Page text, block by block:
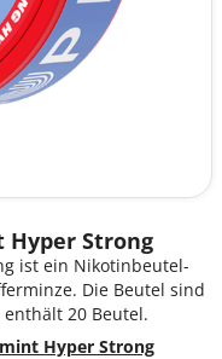
Hyper Strong
ist ein Nikotinbeutel-
Die Beutel sind
20 Beutel.
Hyper Strong